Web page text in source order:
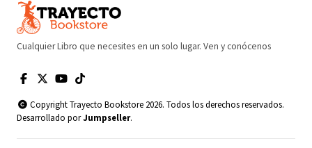
Cualquier Libro que necesites en un solo lugar. Ven y conócenos
Copyright Trayecto Bookstore 2026. Todos los derechos reservados.
Desarrollado porJumpseller.